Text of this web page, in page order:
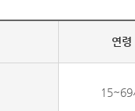
연령
15~69